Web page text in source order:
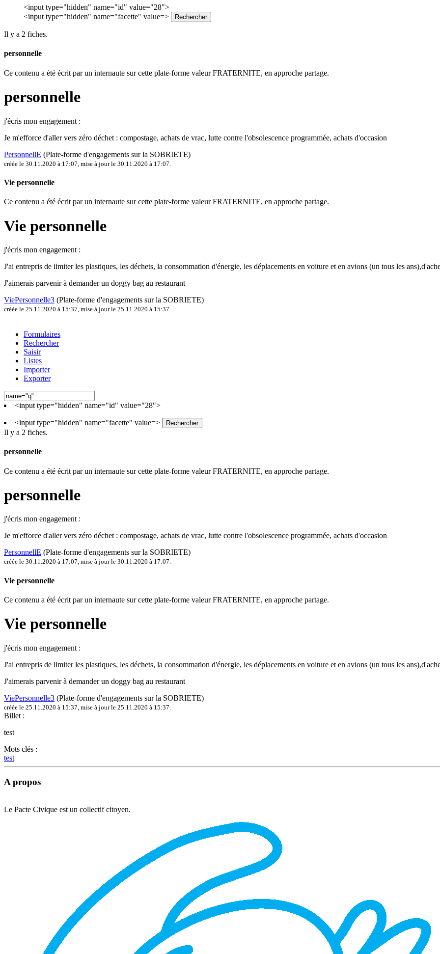
<input type="hidden" name="id" value="28">
<input type="hidden" name="facette" value=>
Il y a 2 fiches.
personnelle
Ce contenu a été écrit par un internaute sur cette plate-forme valeur FRATERNITE, en approche partage.
personnelle
j'écris mon engagement :
Je m'efforce d'aller vers zéro déchet : compostage, achats de vrac, lutte contre l'obsolescence programmée, achats d'occasion
PersonnellE (Plate-forme d'engagements sur la SOBRIETE)
créée le 30.11.2020 à 17:07 mise à jour le 30.11.2020 à 17:07
Vie personnelle
Ce contenu a été écrit par un internaute sur cette plate-forme valeur FRATERNITE, en approche partage.
Vie personnelle
j'écris mon engagement :
J'ai entrepris de limiter les plastiques, les déchets, la consommation d'énergie, les déplacements en voiture et en avions (un tous les
J'aimerais parvenir à demander un doggy bag au restaurant
ViePersonnelle3 (Plate-forme d'engagements sur la SOBRIETE)
créée le 25.11.2020 à 15:37, mise à jour le 25.11.2020 à 15:37.
Formulaires
Rechercher
Saisir
Listes
Importer
Exporter
<input type="hidden" name="id" value="28">
<input type="hidden" name="facette" value=>
Il y a 2 fiches.
personnelle
Ce contenu a été écrit par un internaute sur cette plate-forme valeur FRATERNITE, en approche partage.
personnelle
j'écris mon engagement :
Je m'efforce d'aller vers zéro déchet : compostage, achats de vrac, lutte contre l'obsolescence programmée, achats d'occasion
PersonnellE (Plate-forme d'engagements sur la SOBRIETE)
créée le 30.11.2020 à 17:07, mise à jour le 30.11.2020 à 17:07.
Vie personnelle
Ce contenu a été écrit par un internaute sur cette plate-forme valeur FRATERNITE, en approche partage.
Vie personnelle
j'écris mon engagement :
J'ai entrepris de limiter les plastiques, les déchets, la consommation d'énergie, les déplacements en voiture et en avions (un tous les
J'aimerais parvenir à demander un doggy bag au restaurant
ViePersonnelle3 (Plate-forme d'engagements sur la SOBRIETE)
créée le 25.11.2020 à 15:37 mise à jour le 25.11.2020 à 15:37
Billet :
test
Mots clés :
test
A propos
Le Pacte Civique est un collectif citoyen.